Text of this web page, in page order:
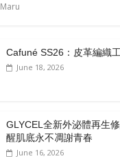
Maru
Cafuné SS26：皮革編織
June 18, 2026
GLYCEL全新外泌體再生
醒肌底永不凋謝青春
June 16, 2026